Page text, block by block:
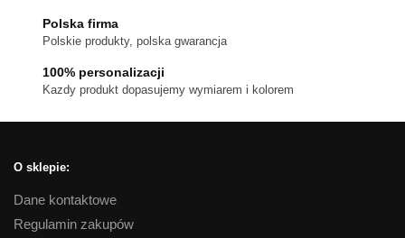
stronie
Polska firma
Polskie produkty, polska gwarancja
100% personalizacji
Kazdy produkt dopasujemy wymiarem i kolorem
O sklepie:
Dane kontaktowe
Regulamin zakupów